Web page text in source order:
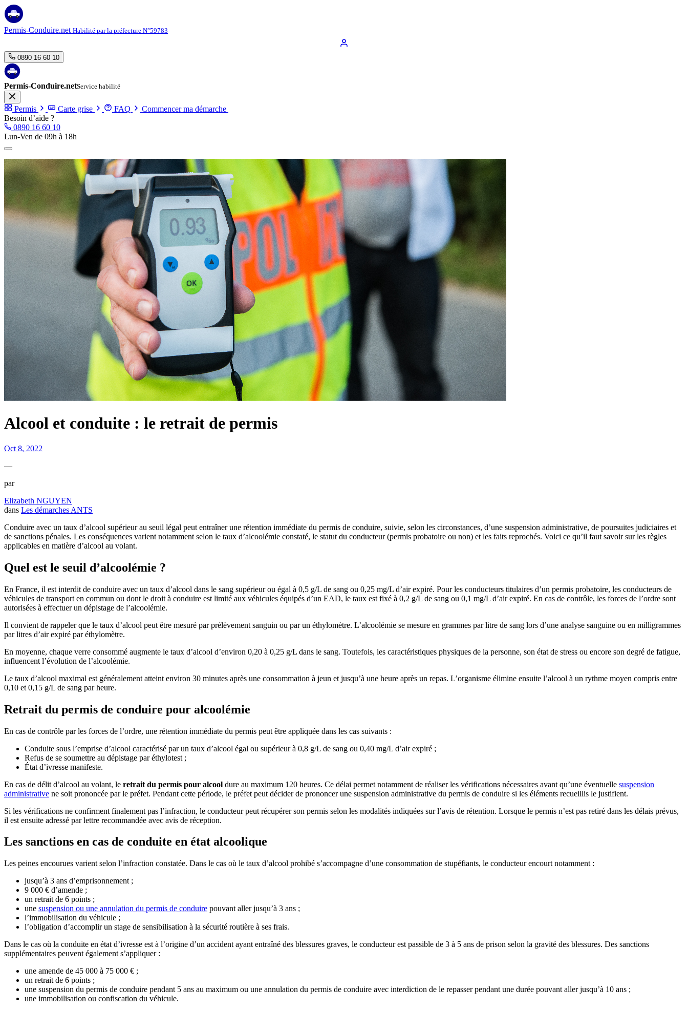
Aller
au
contenu
Permis-Conduire.net Habilité par la préfecture N°59783
0890 16 60 10
Permis-Conduire.netService habilité
Permis Carte grise FAQ
Commencer ma démarche
Besoin d’aide ?
0890 16 60 10
Lun-Ven de 09h à 18h
Alcool et conduite : le retrait de permis
Oct 8, 2022
—
par
Elizabeth NGUYEN
dans Les démarches ANTS
Conduire avec un taux d’alcool supérieur au seuil légal peut entraîner une rétention immédiate du permis de conduire, suivie, selon les circonstances, d’une suspension administrative, de poursuites judiciaires et
de sanctions pénales. Les conséquences varient notamment selon le taux d’alcoolémie constaté, le statut du conducteur (permis probatoire ou non) et les faits reprochés. Voici ce qu’il faut savoir sur les règles
applicables en matière d’alcool au volant.
Quel est le seuil d’alcoolémie ?
En France, il est interdit de conduire avec un taux d’alcool dans le sang supérieur ou égal à 0,5 g/L de sang ou 0,25 mg/L d’air expiré. Pour les conducteurs titulaires d’un permis probatoire, les conducteurs de
véhicules de transport en commun ou dont le droit à conduire est limité aux véhicules équipés d’un EAD, le taux est fixé à 0,2 g/L de sang ou 0,1 mg/L d’air expiré. En cas de contrôle, les forces de l’ordre sont
autorisées à effectuer un dépistage de l’alcoolémie.
Il convient de rappeler que le taux d’alcool peut être mesuré par prélèvement sanguin ou par un éthylomètre. L’alcoolémie se mesure en grammes par litre de sang lors d’une analyse sanguine ou en milligrammes
par litres d’air expiré par éthylomètre.
En moyenne, chaque verre consommé augmente le taux d’alcool d’environ 0,20 à 0,25 g/L dans le sang. Toutefois, les caractéristiques physiques de la personne, son état de stress ou encore son degré de fatigue,
influencent l’évolution de l’alcoolémie.
Le taux d’alcool maximal est généralement atteint environ 30 minutes après une consommation à jeun et jusqu’à une heure après un repas. L’organisme élimine ensuite l’alcool à un rythme moyen compris entre
0,10 et 0,15 g/L de sang par heure.
Retrait du permis de conduire pour alcoolémie
En cas de contrôle par les forces de l’ordre, une rétention immédiate du permis peut être appliquée dans les cas suivants :
Conduite sous l’emprise d’alcool caractérisé par un taux d’alcool égal ou supérieur à 0,8 g/L de sang ou 0,40 mg/L d’air expiré ;
Refus de se soumettre au dépistage par éthylotest ;
État d’ivresse manifeste.
En cas de délit d’alcool au volant, le retrait du permis pour alcool dure au maximum 120 heures. Ce délai permet notamment de réaliser les vérifications nécessaires avant qu’une éventuelle suspension
administrative ne soit prononcée par le préfet. Pendant cette période, le préfet peut décider de prononcer une suspension administrative du permis de conduire si les éléments recueillis le justifient.
Si les vérifications ne confirment finalement pas l’infraction, le conducteur peut récupérer son permis selon les modalités indiquées sur l’avis de rétention. Lorsque le permis n’est pas retiré dans les délais prévus,
il est ensuite adressé par lettre recommandée avec avis de réception.
Les sanctions en cas de conduite en état alcoolique
Les peines encourues varient selon l’infraction constatée. Dans le cas où le taux d’alcool prohibé s’accompagne d’une consommation de stupéfiants, le conducteur encourt notamment :
jusqu’à 3 ans d’emprisonnement ;
9 000 € d’amende ;
un retrait de 6 points ;
une suspension ou une annulation du permis de conduire pouvant aller jusqu’à 3 ans ;
l’immobilisation du véhicule ;
l’obligation d’accomplir un stage de sensibilisation à la sécurité routière à ses frais.
Dans le cas où la conduite en état d’ivresse est à l’origine d’un accident ayant entraîné des blessures graves, le conducteur est passible de 3 à 5 ans de prison selon la gravité des blessures. Des sanctions
supplémentaires peuvent également s’appliquer :
une amende de 45 000 à 75 000 € ;
un retrait de 6 points ;
une suspension du permis de conduire pendant 5 ans au maximum ou une annulation du permis de conduire avec interdiction de le repasser pendant une durée pouvant aller jusqu’à 10 ans ;
une immobilisation ou confiscation du véhicule.